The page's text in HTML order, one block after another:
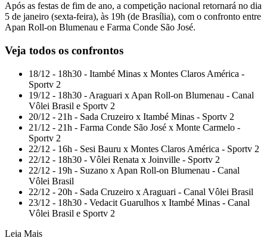
Após as festas de fim de ano, a competição nacional retornará no dia
5 de janeiro (sexta-feira), às 19h (de Brasília), com o confronto entre
Apan Roll-on Blumenau e Farma Conde São José.
Veja todos os confrontos
18/12 - 18h30 - Itambé Minas x Montes Claros América -
Sportv 2
19/12 - 18h30 - Araguari x Apan Roll-on Blumenau - Canal
Vôlei Brasil e Sportv 2
20/12 - 21h - Sada Cruzeiro x Itambé Minas - Sportv 2
21/12 - 21h - Farma Conde São José x Monte Carmelo -
Sportv 2
22/12 - 16h - Sesi Bauru x Montes Claros América - Sportv 2
22/12 - 18h30 - Vôlei Renata x Joinville - Sportv 2
22/12 - 19h - Suzano x Apan Roll-on Blumenau - Canal
Vôlei Brasil
22/12 - 20h - Sada Cruzeiro x Araguari - Canal Vôlei Brasil
23/12 - 18h30 - Vedacit Guarulhos x Itambé Minas - Canal
Vôlei Brasil e Sportv 2
Leia Mais